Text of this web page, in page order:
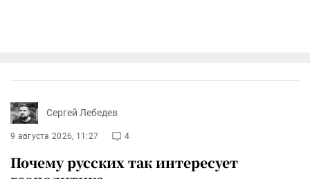
Сергей Лебедев
9 августа 2026, 11:27 4
Почему русских так интересует